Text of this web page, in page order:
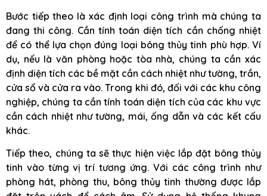
Bước tiếp theo là xác định loại công trình mà chúng ta
đang thi công. Cần tính toán diện tích cần chống nhiệt
để có thể lựa chọn đúng loại bông thủy tinh phù hợp. Ví
dụ, nếu là văn phòng hoặc tòa nhà, chúng ta cần xác
định diện tích các bề mặt cần cách nhiệt như tường, trần,
cửa sổ và cửa ra vào. Trong khi đó, đối với các khu công
nghiệp, chúng ta cần tính toán diện tích của các khu vực
cần cách nhiệt như tường, mái, ống dẫn và các kết cấu
khác.
Tiếp theo, chúng ta sẽ thực hiện việc lắp đặt bông thủy
tinh vào từng vị trí tương ứng. Với các công trình như
phòng hát, phòng thu, bông thủy tinh thường được lắp